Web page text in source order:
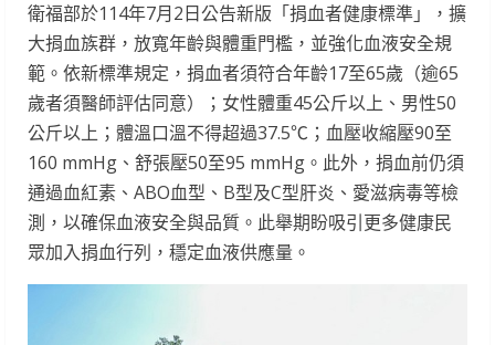
衛福部於114年7月2日公告新版「捐血者健康標準」，擴
大捐血族群，放寬年齡與體重門檻，並強化血液安全規
範。依新標準規定，捐血者須符合年齡17至65歲（逾65
歲者須醫師評估同意）；女性體重45公斤以上、男性50
公斤以上；體溫口溫不得超過37.5℃；血壓收縮壓90至
160 mmHg、舒張壓50至95 mmHg。此外，捐血前仍須
通過血紅素、ABO血型、B型及C型肝炎、愛滋病毒等檢
測，以確保血液安全與品質。此舉期盼吸引更多健康民
眾加入捐血行列，穩定血液供應量。